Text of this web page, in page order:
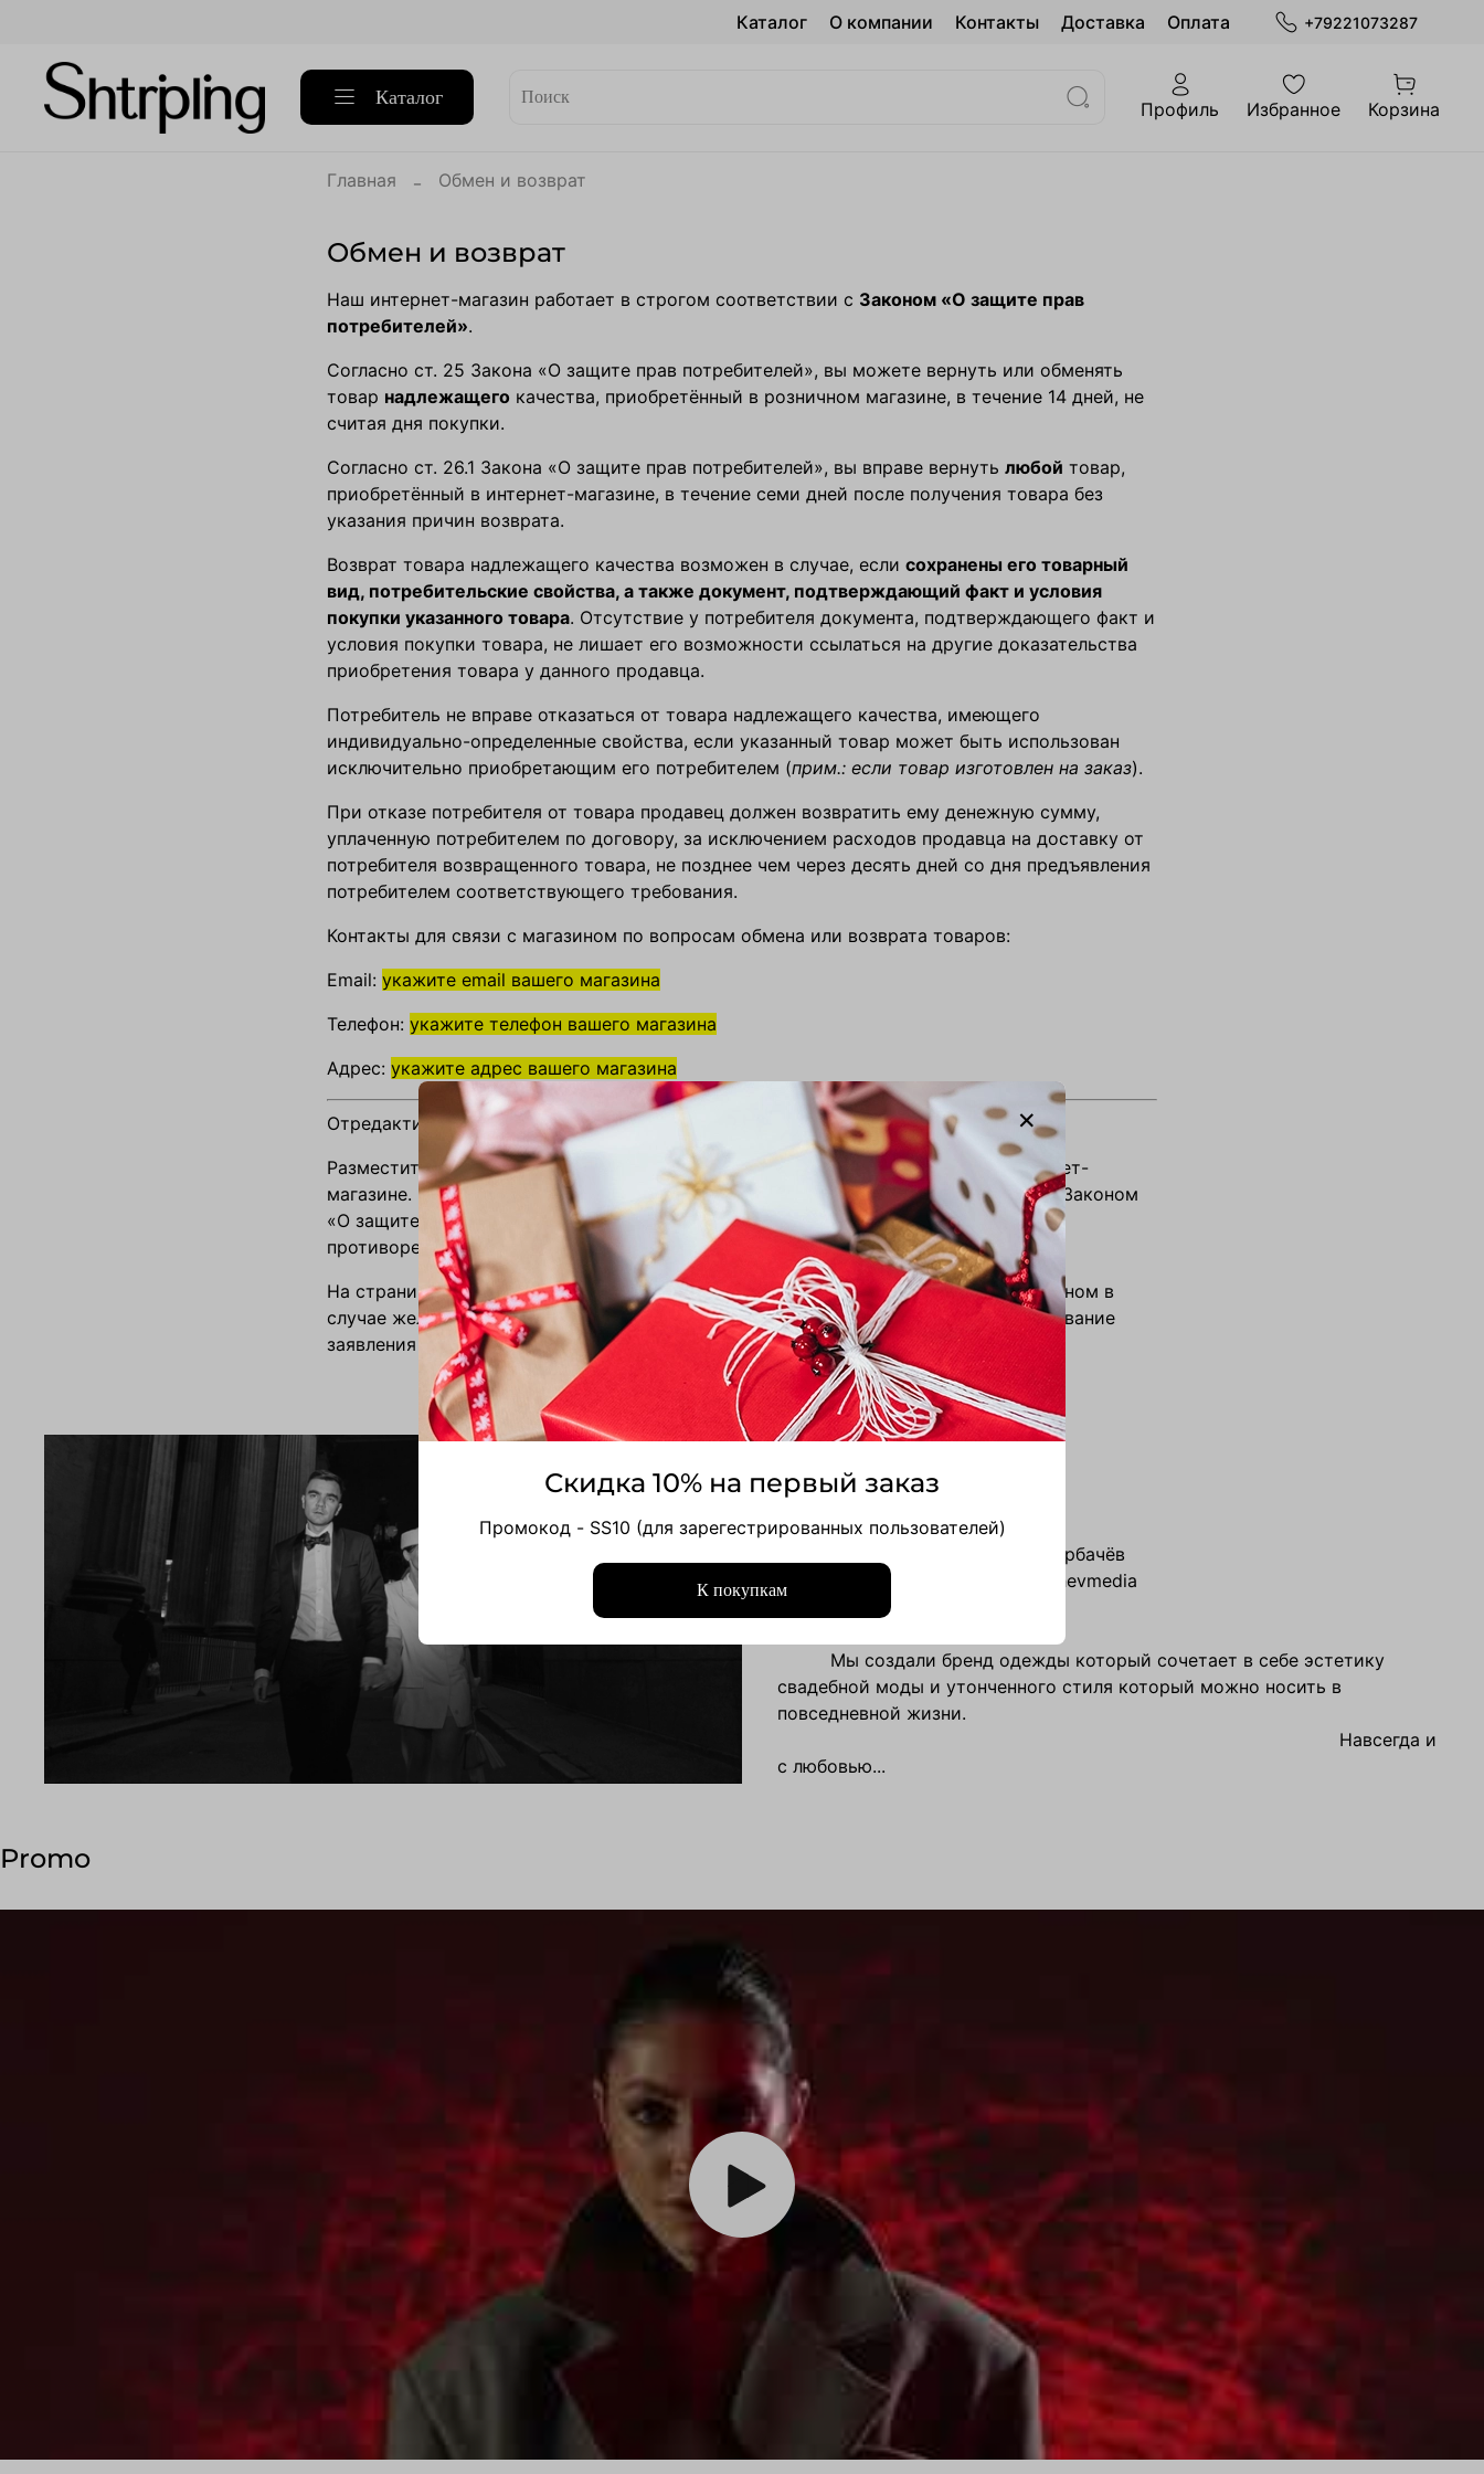
Каталог О компании Контакты Доставка Оплата +79221073287
Каталог
Профиль Избранное Корзина
Главная Обмен и возврат
Обмен и возврат
Наш интернет-магазин работает в строгом соответствии с Законом «О защите прав
потребителей».
Согласно ст. 25 Закона «О защите прав потребителей», вы можете вернуть или обменять
товар надлежащего качества, приобретённый в розничном магазине, в течение 14 дней, не
считая дня покупки.
Согласно ст. 26.1 Закона «О защите прав потребителей», вы вправе вернуть любой товар,
приобретённый в интернет-магазине, в течение семи дней после получения товара без
указания причин возврата.
Возврат товара надлежащего качества возможен в случае, если сохранены его товарный
вид, потребительские свойства, а также документ, подтверждающий факт и условия
покупки указанного товара. Отсутствие у потребителя документа, подтверждающего факт и
условия покупки товара, не лишает его возможности ссылаться на другие доказательства
приобретения товара у данного продавца.
Потребитель не вправе отказаться от товара надлежащего качества, имеющего
индивидуально-определенные свойства, если указанный товар может быть использован
исключительно приобретающим его потребителем (прим.: если товар изготовлен на заказ).
При отказе потребителя от товара продавец должен возвратить ему денежную сумму,
уплаченную потребителем по договору, за исключением расходов продавца на доставку от
потребителя возвращенного товара, не позднее чем через десять дней со дня предъявления
потребителем соответствующего требования.
Контакты для связи с магазином по вопросам обмена или возврата товаров:
Email: укажите email вашего магазина
Телефон: укажите телефон вашего магазина
Адрес: укажите адрес вашего магазина
Отредактировать текст этой страницы можно в разделеСайт.
Разместите на этой странице правила обмена и возврата товаров в вашем интернет-
магазине. При составлении правил обмена и возврата товаров руководствуйтесь Законом
«О защите прав потребителей». Правила обмена и возврата товаров не могут
противоречить Закону.
На странице укажите контакты, по которым покупатель может связаться с магазином в
случае желания обменять или вернуть товар, а также разместите ссылку на скачивание
заявления о возврате или обмене товара.
Shtripling.store
О нас
Ксения Штриплинг и Илья Горбачёв
@shtripling_makeup @gorbachevmedia
⠀⠀⠀⠀Мы создали бренд одежды который сочетает в себе эстетику
свадебной моды и утонченного стиля который можно носить в
повседневной жизни.
⠀⠀⠀⠀⠀⠀⠀⠀⠀⠀⠀⠀⠀⠀⠀⠀⠀⠀⠀⠀⠀⠀⠀⠀⠀⠀⠀⠀⠀⠀⠀⠀⠀⠀⠀⠀⠀⠀⠀ ⠀⠀⠀Навсегда и
с любовью...
Promo
Скидка 10% на первый заказ
Промокод - SS10 (для зарегестрированных пользователей)
К покупкам